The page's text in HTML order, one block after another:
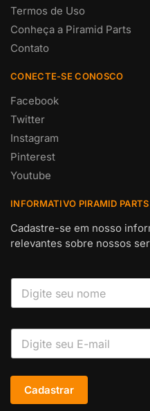
Termos de Uso
Conheça a Piramid Parts
Contato
CONECTE-SE CONOSCO
Facebook
Twitter
Instagram
Pinterest
Youtube
INFORMATIVO PIRAMID PARTS
Cadastre-se em nosso
relevantes sobre nossos
Cadastrar